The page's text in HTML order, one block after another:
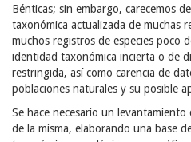
Bénticas; sin embargo, carecemos
taxonómica actualizada de muchas
muchos registros de especies poco
identidad taxonómica incierta o de
restringida, así como carencia de
poblaciones naturales y su posible
Se hace necesario un
de la misma, elaborando una base